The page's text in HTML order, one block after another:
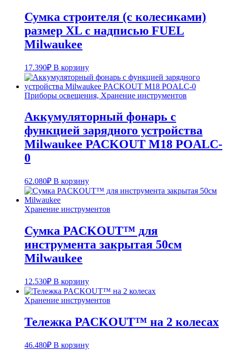
Сумка строителя (с колесиками)
размер XL с надписью FUEL
Milwaukee
17.390₽ В корзину
Приборы освещения, Хранение инструментов
Аккумуляторный фонарь с
функцией зарядного устройства
Milwaukee PACKOUT M18 POALC-
0
62.080₽ В корзину
Хранение инструментов
Сумка PACKOUT™ для
инструмента закрытая 50см
Milwaukee
12.530₽ В корзину
Хранение инструментов
Тележка PACKOUT™ на 2 колесах
46.480₽ В корзину